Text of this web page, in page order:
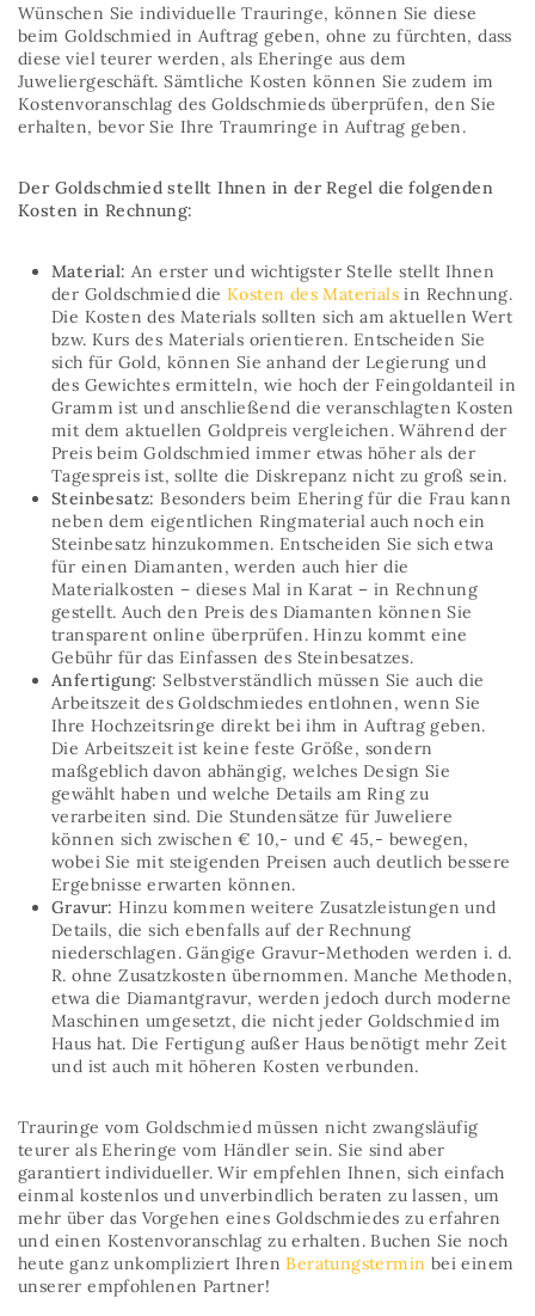
Wünschen Sie individuelle Trauringe, können Sie diese
beim Goldschmied in Auftrag geben, ohne zu fürchten, dass
diese viel teurer werden, als Eheringe aus dem
Juweliergeschäft. Sämtliche Kosten können Sie zudem im
Kostenvoranschlag des Goldschmieds überprüfen, den Sie
erhalten, bevor Sie Ihre Traumringe in Auftrag geben.
Der Goldschmied stellt Ihnen in der Regel die folgenden
Kosten in Rechnung:
Material: An erster und wichtigster Stelle stellt Ihnen
der Goldschmied die Kosten des Materials in Rechnung.
Die Kosten des Materials sollten sich am aktuellen Wert
bzw. Kurs des Materials orientieren. Entscheiden Sie
sich für Gold, können Sie anhand der Legierung und
des Gewichtes ermitteln, wie hoch der Feingoldanteil in
Gramm ist und anschließend die veranschlagten Kosten
mit dem aktuellen Goldpreis vergleichen. Während der
Preis beim Goldschmied immer etwas höher als der
Tagespreis ist, sollte die Diskrepanz nicht zu groß sein.
Steinbesatz:Besonders beim Ehering für die Frau kann
neben dem eigentlichen Ringmaterial auch noch ein
Steinbesatz hinzukommen. Entscheiden Sie sich etwa
für einen Diamanten, werden auch hier die
Materialkosten – dieses Mal in Karat – in Rechnung
gestellt. Auch den Preis des Diamanten können Sie
transparent online überprüfen. Hinzu kommt eine
Gebühr für das Einfassen des Steinbesatzes.
Anfertigung:Selbstverständlich müssen Sie auch die
Arbeitszeit des Goldschmiedes entlohnen, wenn Sie
Ihre Hochzeitsringe direkt bei ihm in Auftrag geben.
Die Arbeitszeit ist keine feste Größe, sondern
maßgeblich davon abhängig, welches Design Sie
gewählt haben und welche Details am Ring zu
verarbeiten sind. Die Stundensätze für Juweliere
können sich zwischen € 10,- und € 45,- bewegen,
wobei Sie mit steigenden Preisen auch deutlich bessere
Ergebnisse erwarten können.
Gravur:Hinzu kommen weitere Zusatzleistungen und
Details, die sich ebenfalls auf der Rechnung
niederschlagen. Gängige Gravur-Methoden werden i. d.
R. ohne Zusatzkosten übernommen. Manche Methoden,
etwa die Diamantgravur, werden jedoch durch moderne
Maschinen umgesetzt, die nicht jeder Goldschmied im
Haus hat. Die Fertigung außer Haus benötigt mehr Zeit
und ist auch mit höheren Kosten verbunden.
Trauringe vom Goldschmied müssen nicht zwangsläufig
teurer als Eheringe vom Händler sein. Sie sind aber
garantiert individueller. Wir empfehlen Ihnen, sich einfach
einmal kostenlos und unverbindlich beraten zu lassen, um
mehr über das Vorgehen eines Goldschmiedes zu erfahren
und einen Kostenvoranschlag zu erhalten. Buchen Sie noch
heute ganz unkompliziert IhrenBeratungstermin bei einem
unserer empfohlenen Partner!